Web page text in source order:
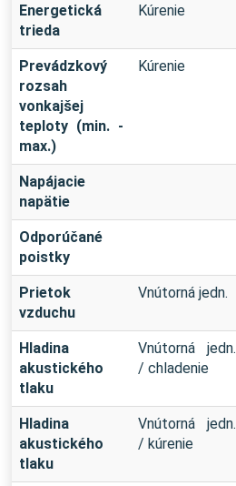
Energetická
trieda
Kúrenie
Prevádzkový
rozsah
vonkajšej
teploty (min. -
max.)
Kúrenie
Napájacie
napätie
Odporúčané
poistky
Prietok
vzduchu
Vnútorná jedn.
Hladina
akustického
tlaku
Vnútorná jedn.
/ chladenie
Hladina
akustického
tlaku
Vnútorná jedn.
/ kúrenie